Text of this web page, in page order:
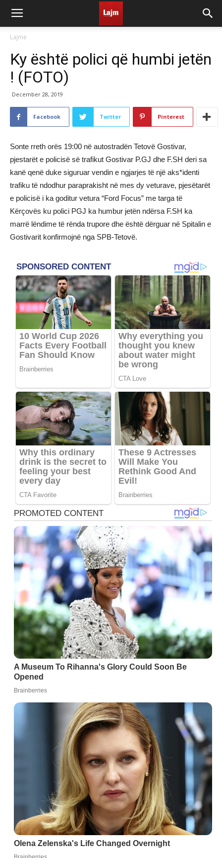
Lajme
Ky është polici që humbi jetën
! (FOTO)
December 28, 2019
Facebook Twitter Pinterest
Sonte rreth orës 19:00 në autostradën Tetovë Gostivar,
pjestarët e policisë së trafikut Gostivar P.GJ dhe F.SH deri sa
kanë qenë duke siguruar vendin e ngjarjes të një aks*identi
trafiku të ndodhur paraprakisht në mes dy veturave, pjesëtarët
e policisë i ka goditur vetura “Ford Focus” me targa të
Kërçovës ku polici PGJ ka humbur jetën ndërsa F.SH ka
marrë lëndime të rënda trupore dhe është dërguar në Spitalin e
Gostivarit konfirmojnë nga SPB-Tetovë.